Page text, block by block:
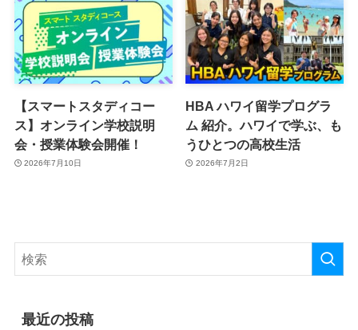
【スマートスタディコー
ス】オンライン学校説明
会・授業体験会開催！
2026年7月10日
HBA ハワイ留学プログラ
ム 紹介。ハワイで学ぶ、も
うひとつの高校生活
2026年7月2日
最近の投稿